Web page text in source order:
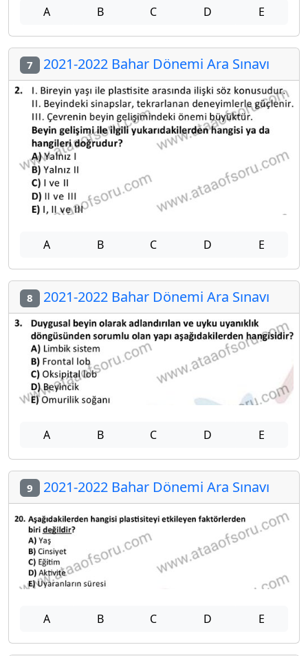
A B C D E
7 2021-2022 Bahar Dönemi Ara Sınavı
A B C D E
8 2021-2022 Bahar Dönemi Ara Sınavı
A B C D E
9 2021-2022 Bahar Dönemi Ara Sınavı
A B C D E